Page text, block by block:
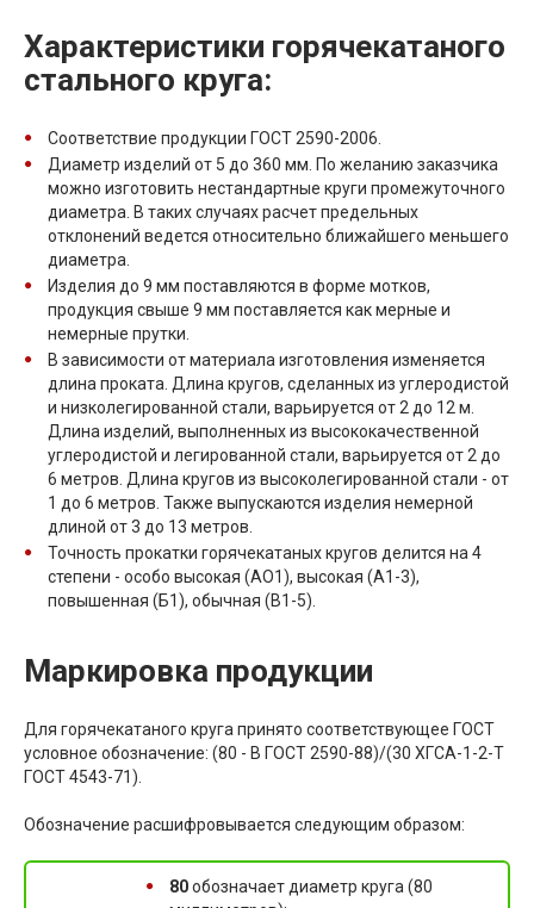
Характеристики горячекатаного
стального круга:
Соответствие продукции ГОСТ 2590-2006.
Диаметр изделий от 5 до 360 мм. По желанию заказчика
можно изготовить нестандартные круги промежуточного
диаметра. В таких случаях расчет предельных
отклонений ведется относительно ближайшего меньшего
диаметра.
Изделия до 9 мм поставляются в форме мотков,
продукция свыше 9 мм поставляется как мерные и
немерные прутки.
В зависимости от материала изготовления изменяется
длина проката. Длина кругов, сделанных из углеродистой
и низколегированной стали, варьируется от 2 до 12 м.
Длина изделий, выполненных из высококачественной
углеродистой и легированной стали, варьируется от 2 до
6 метров. Длина кругов из высоколегированной стали - от
1 до 6 метров. Также выпускаются изделия немерной
длиной от 3 до 13 метров.
Точность прокатки горячекатаных кругов делится на 4
степени - особо высокая (АО1), высокая (А1-3),
повышенная (Б1), обычная (В1-5).
Маркировка продукции
Для горячекатаного круга принято соответствующее ГОСТ
условное обозначение: (80 - В ГОСТ 2590-88)/(30 ХГСА-1-2-Т
ГОСТ 4543-71).
Обозначение расшифровывается следующим образом:
80обозначает диаметр круга (80